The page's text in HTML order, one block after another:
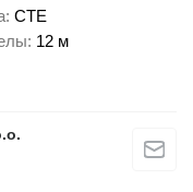
CTE
12 м